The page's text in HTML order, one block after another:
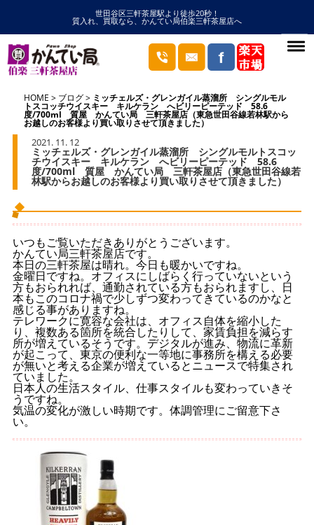
世田谷区三軒茶屋駅より徒歩20秒！
質入れ、買取なら、かんてい局伯楽三軒茶屋店へ
HOME ブログ ミッチェルズ・グレンガイル蒸溜所 シングルモル
トスコッチウイスキー キルケラン へビリーピーテッド 58.6
度/700ml 質屋 かんてい局 三軒茶屋店（東急世田谷線若林駅から
お越しのお客様より買い取りさせて頂きました）
2021. 11. 12
ミッチェルズ・グレンガイル蒸溜所 シングルモルトスコッ
チウイスキー キルケラン へビリーピーテッド 58.6
度/700ml 質屋 かんてい局 三軒茶屋店（東急世田谷線若
林駅からお越しのお客様より買い取りさせて頂きました）
いつもご覧いただきありがとうございます。
かんてい局三軒茶屋店です。
本日の三軒茶屋は晴れ。今日も暖かいですね。
金曜日ですね。オフィスにしばらく行っていないという
方もおられれば、通勤されている方もおられますし、日
本もこのコロナ禍で少しずつ変わってきているのかなと
感じる事がありますね。
テレワークに寛容な会社は、オフィス自体を縮小した
り、複数ある箇所を統合したりして、家賃負担を減らす
所が増えているそうです。デジタルが進み、物流に革新
が起こって、東京の便利な一等地に事務所を構える必要
が無いと考える企業が増えているとニュースで特集され
ていました。
日本人の生活スタイル、仕事スタイルも変わっていきそ
うですね。
気温の変化が激しい時期です。体調管理にご留意下さ
い。